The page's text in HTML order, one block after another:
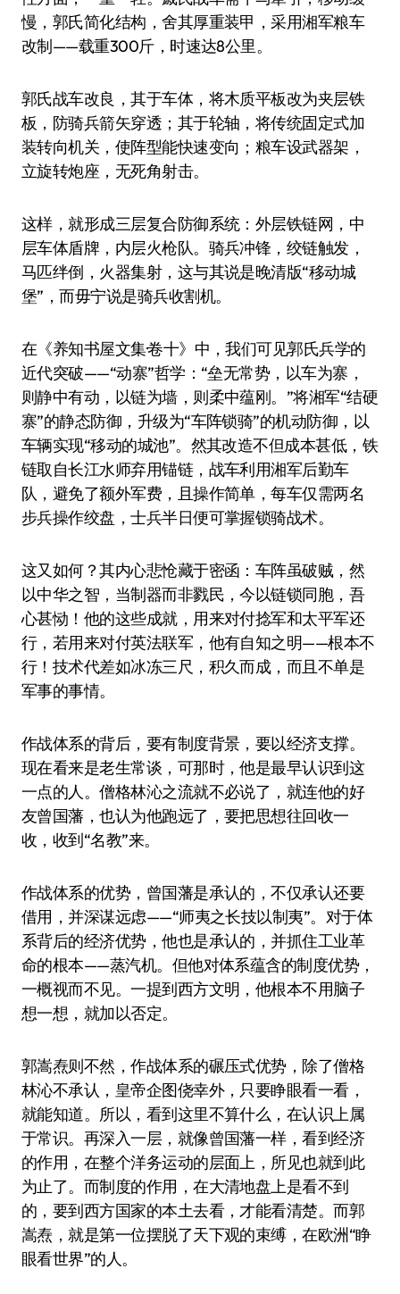
慢，郭氏简化结构，舍其厚重装甲，采用湘军粮车
改制——载重300斤，时速达8公里。
郭氏战车改良，其于车体，将木质平板改为夹层铁
板，防骑兵箭矢穿透；其于轮轴，将传统固定式加
装转向机关，使阵型能快速变向；粮车设武器架，
立旋转炮座，无死角射击。
这样，就形成三层复合防御系统：外层铁链网，中
层车体盾牌，内层火枪队。骑兵冲锋，绞链触发，
马匹绊倒，火器集射，这与其说是晚清版“移动城
堡”，而毋宁说是骑兵收割机。
在《养知书屋文集·卷十》中，我们可见郭氏兵学的
近代突破——“动寨”哲学：“垒无常势，以车为寨，
则静中有动，以链为墙，则柔中蕴刚。”将湘军“结硬
寨”的静态防御，升级为“车阵锁骑”的机动防御，以
车辆实现“移动的城池”。然其改造不但成本甚低，铁
链取自长江水师弃用锚链，战车利用湘军后勤车
队，避免了额外军费，且操作简单，每车仅需两名
步兵操作绞盘，士兵半日便可掌握锁骑战术。
这又如何？其内心悲怆藏于密函：车阵虽破贼，然
以中华之智，当制器而非戮民，今以链锁同胞，吾
心甚恸！他的这些成就，用来对付捻军和太平军还
行，若用来对付英法联军，他有自知之明——根本不
行！技术代差如冰冻三尺，积久而成，而且不单是
军事的事情。
作战体系的背后，要有制度背景，要以经济支撑。
现在看来是老生常谈，可那时，他是最早认识到这
一点的人。僧格林沁之流就不必说了，就连他的好
友曾国藩，也认为他跑远了，要把思想往回收一
收，收到“名教”来。
作战体系的优势，曾国藩是承认的，不仅承认还要
借用，并深谋远虑——“师夷之长技以制夷”。对于体
系背后的经济优势，他也是承认的，并抓住工业革
命的根本——蒸汽机。但他对体系蕴含的制度优势，
一概视而不见。一提到西方文明，他根本不用脑子
想一想，就加以否定。
郭嵩焘则不然，作战体系的碾压式优势，除了僧格
林沁不承认，皇帝企图侥幸外，只要睁眼看一看，
就能知道。所以，看到这里不算什么，在认识上属
于常识。再深入一层，就像曾国藩一样，看到经济
的作用，在整个洋务运动的层面上，所见也就到此
为止了。而制度的作用，在大清地盘上是看不到
的，要到西方国家的本土去看，才能看清楚。而郭
嵩焘，就是第一位摆脱了天下观的束缚，在欧洲“睁
眼看世界”的人。